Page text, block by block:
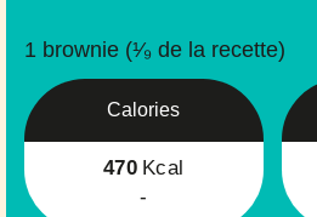
1 brownie (¹⁄₉ de la recette)
Calories
470 Kcal
-